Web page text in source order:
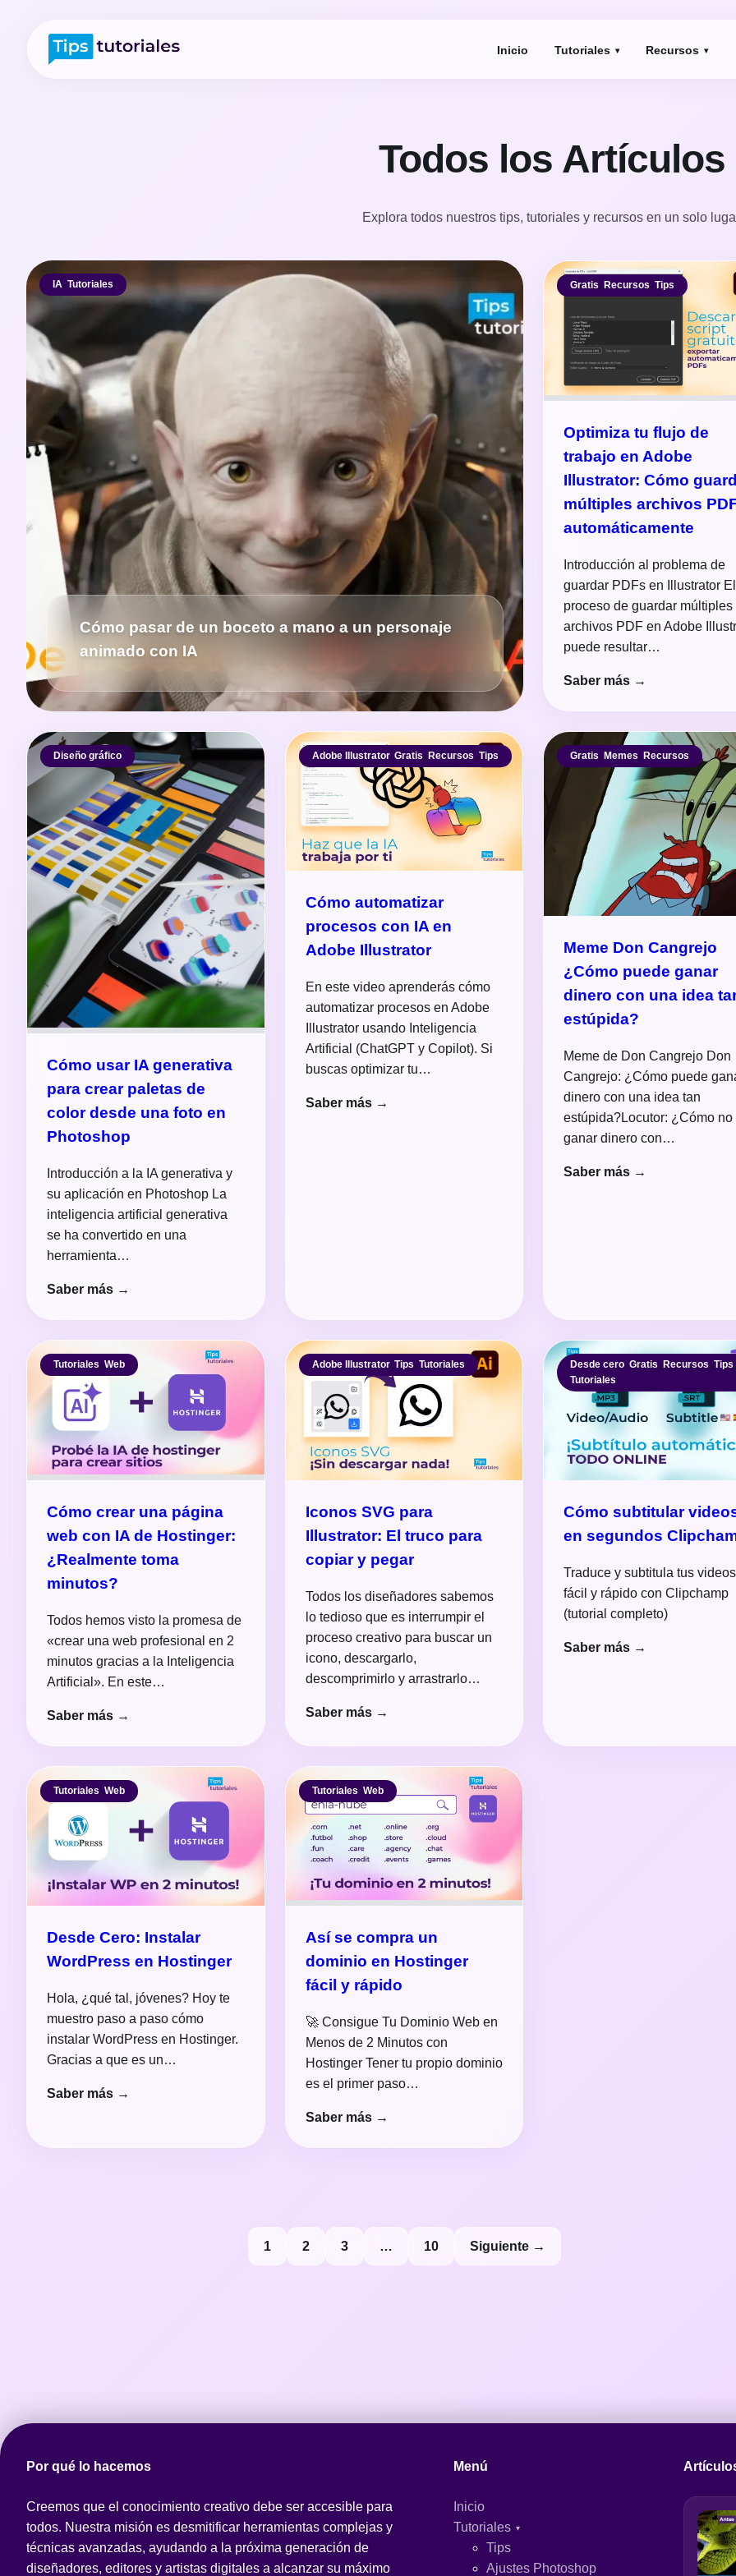
Inicio Tutoriales Recursos
Todos los Artículos
Explora todos nuestros tips, tutoriales y recursos en un solo
IA, Tutoriales
Cómo pasar de un boceto a mano a un personaje
animado con IA
Gratis, Recursos,Tips
Optimiza tu flujo de
trabajo en Adobe
Illustrator: Cómo
múltiples archivos
automáticamente
Introducción al problema de
guardar PDFs en Illustrator El
proceso de guardar múltiples
archivos PDF en Adobe
puede resultar…
Saber más →
Diseño gráfico
Cómo usar IA generativa
para crear paletas de
color desde una foto en
Photoshop
Introducción a la IA generativa y
su aplicación en Photoshop La
inteligencia artificial generativa
se ha convertido en una
herramienta…
Saber más →
Adobe Illustrator, Gratis, Recursos, Tips
Cómo automatizar
procesos con IA en
Adobe Illustrator
En este video aprenderás cómo
automatizar procesos en Adobe
Illustrator usando Inteligencia
Artificial (ChatGPT y Copilot). Si
buscas optimizar tu…
Saber más →
Gratis,Memes,Recursos
Meme Don Cangrejo
¿Cómo puede ganar
dinero con una idea
estúpida?
Meme de Don Cangrejo Don
Cangrejo: ¿Cómo puede
dinero con una idea tan
estúpida?Locutor: ¿Cómo no
ganar dinero con…
Saber más →
Tutoriales, Web
Cómo crear una página
web con IA de Hostinger:
¿Realmente toma
minutos?
Todos hemos visto la promesa de
«crear una web profesional en 2
minutos gracias a la Inteligencia
Artificial». En este…
Saber más →
Adobe Illustrator, Tips, Tutoriales
Iconos SVG para
Illustrator: El truco para
copiar y pegar
Todos los diseñadores sabemos
lo tedioso que es interrumpir el
proceso creativo para buscar un
icono, descargarlo,
descomprimirlo y arrastrarlo…
Saber más →
Desde cero,Gratis, Recursos,Tips,
Tutoriales
Cómo subtitular
en segundos
Traduce y subtitula tus videos
fácil y rápido con Clipchamp
(tutorial completo)
Saber más →
Tutoriales, Web
Desde Cero: Instalar
WordPress en Hostinger
Hola, ¿qué tal, jóvenes? Hoy te
muestro paso a paso cómo
instalar WordPress en Hostinger.
Gracias a que es un…
Saber más →
Tutoriales, Web
Así se compra un
dominio en Hostinger
fácil y rápido
🚀 Consigue Tu Dominio Web en
Menos de 2 Minutos con
Hostinger Tener tu propio dominio
es el primer paso…
Saber más →
Paginación
1 2 3 … 10 Siguiente →
Por qué lo hacemos
Creemos que el conocimiento creativo debe ser accesible para
todos. Nuestra misión es desmitificar herramientas complejas y
técnicas avanzadas, ayudando a la próxima generación de
diseñadores, editores y artistas digitales a alcanzar su máximo
Menú
Inicio
Tutoriales
Tips
Ajustes Photoshop